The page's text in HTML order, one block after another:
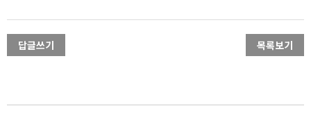
답글쓰기 목록보기